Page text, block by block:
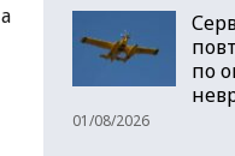
по
01/08/2026